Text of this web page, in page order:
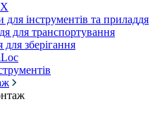
для інструментів та приладдя
для транспортування
для зберігання